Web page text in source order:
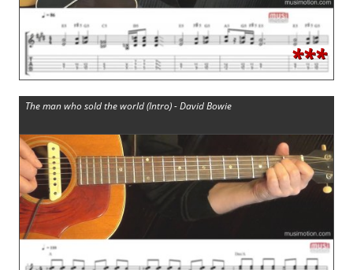
***
The man who sold the world (Intro) - David Bowie